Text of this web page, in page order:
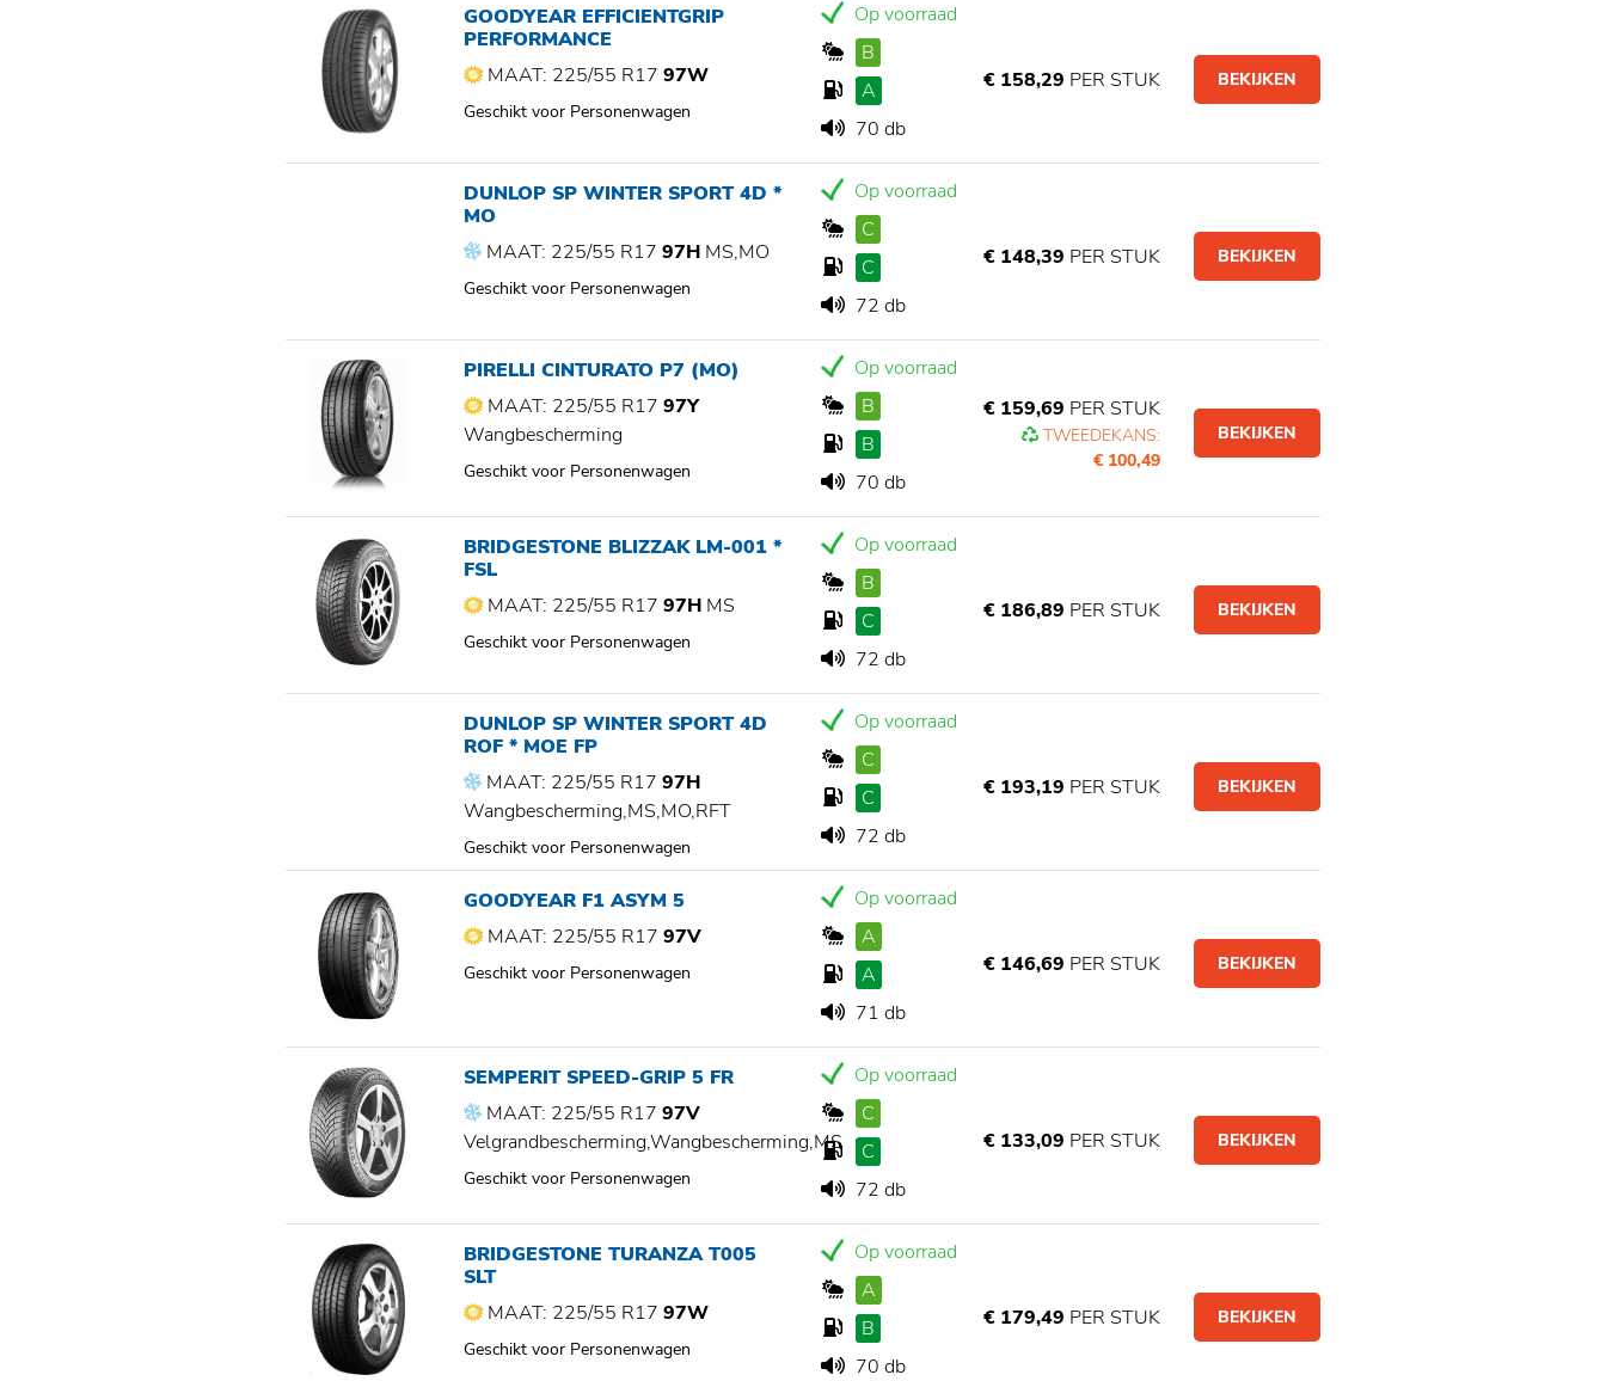
GOODYEAR EFFICIENTGRIP
PERFORMANCE
MAAT: 225/55 R1797W
Geschikt voor Personenwagen
Op voorraad
B
A
70 db
€ 158,29 PER STUK BEKIJKEN
DUNLOP SP WINTER SPORT 4D *
MO
MAAT: 225/55 R1797H MS,MO
Geschikt voor Personenwagen
Op voorraad
C
C
72 db
€ 148,39 PER STUK BEKIJKEN
PIRELLI CINTURATO P7 (MO)
MAAT: 225/55 R1797Y
Wangbescherming
Geschikt voor Personenwagen
Op voorraad
B
B
70 db
€ 159,69 PER STUK
TWEEDEKANS:
€ 100,49
BEKIJKEN
BRIDGESTONE BLIZZAK LM-001 *
FSL
MAAT: 225/55 R1797H MS
Geschikt voor Personenwagen
Op voorraad
B
C
72 db
€ 186,89 PER STUK BEKIJKEN
DUNLOP SP WINTER SPORT 4D
ROF * MOE FP
MAAT: 225/55 R1797H
Wangbescherming,MS,MO,RFT
Geschikt voor Personenwagen
Op voorraad
C
C
72 db
€ 193,19 PER STUK BEKIJKEN
GOODYEAR F1 ASYM 5
MAAT: 225/55 R1797V
Geschikt voor Personenwagen
Op voorraad
A
A
71 db
€ 146,69 PER STUK BEKIJKEN
SEMPERIT SPEED-GRIP 5 FR
MAAT: 225/55 R1797V
Velgrandbescherming,Wangbescherming,MS
Geschikt voor Personenwagen
Op voorraad
C
C
72 db
€ 133,09 PER STUK BEKIJKEN
BRIDGESTONE TURANZA T005
SLT
MAAT: 225/55 R1797W
Geschikt voor Personenwagen
Op voorraad
A
B
70 db
€ 179,49 PER STUK BEKIJKEN